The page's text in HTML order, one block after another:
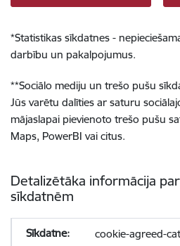
*Statistikas sīkdatnes -
darbību un pakalpojumus.
**Sociālo mediju un trešo pušu
Jūs varētu dalīties ar saturu
mājaslapai pievienoto trešo pušu
Maps, PowerBI vai citus.
Detalizētāka informācija
sīkdatnēm
cookie-agreed-